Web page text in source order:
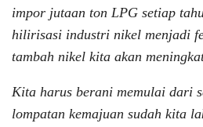
impor jutaan ton LPG setiap
hilirisasi industri nikel menjadi
tambah nikel kita akan
Kita harus berani memulai dari
lompatan kemajuan sudah kita